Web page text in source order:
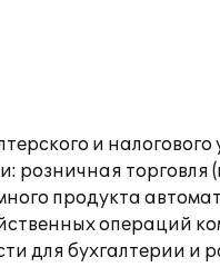
и
розничная торговля
продукта
операций
для бухгалтерии